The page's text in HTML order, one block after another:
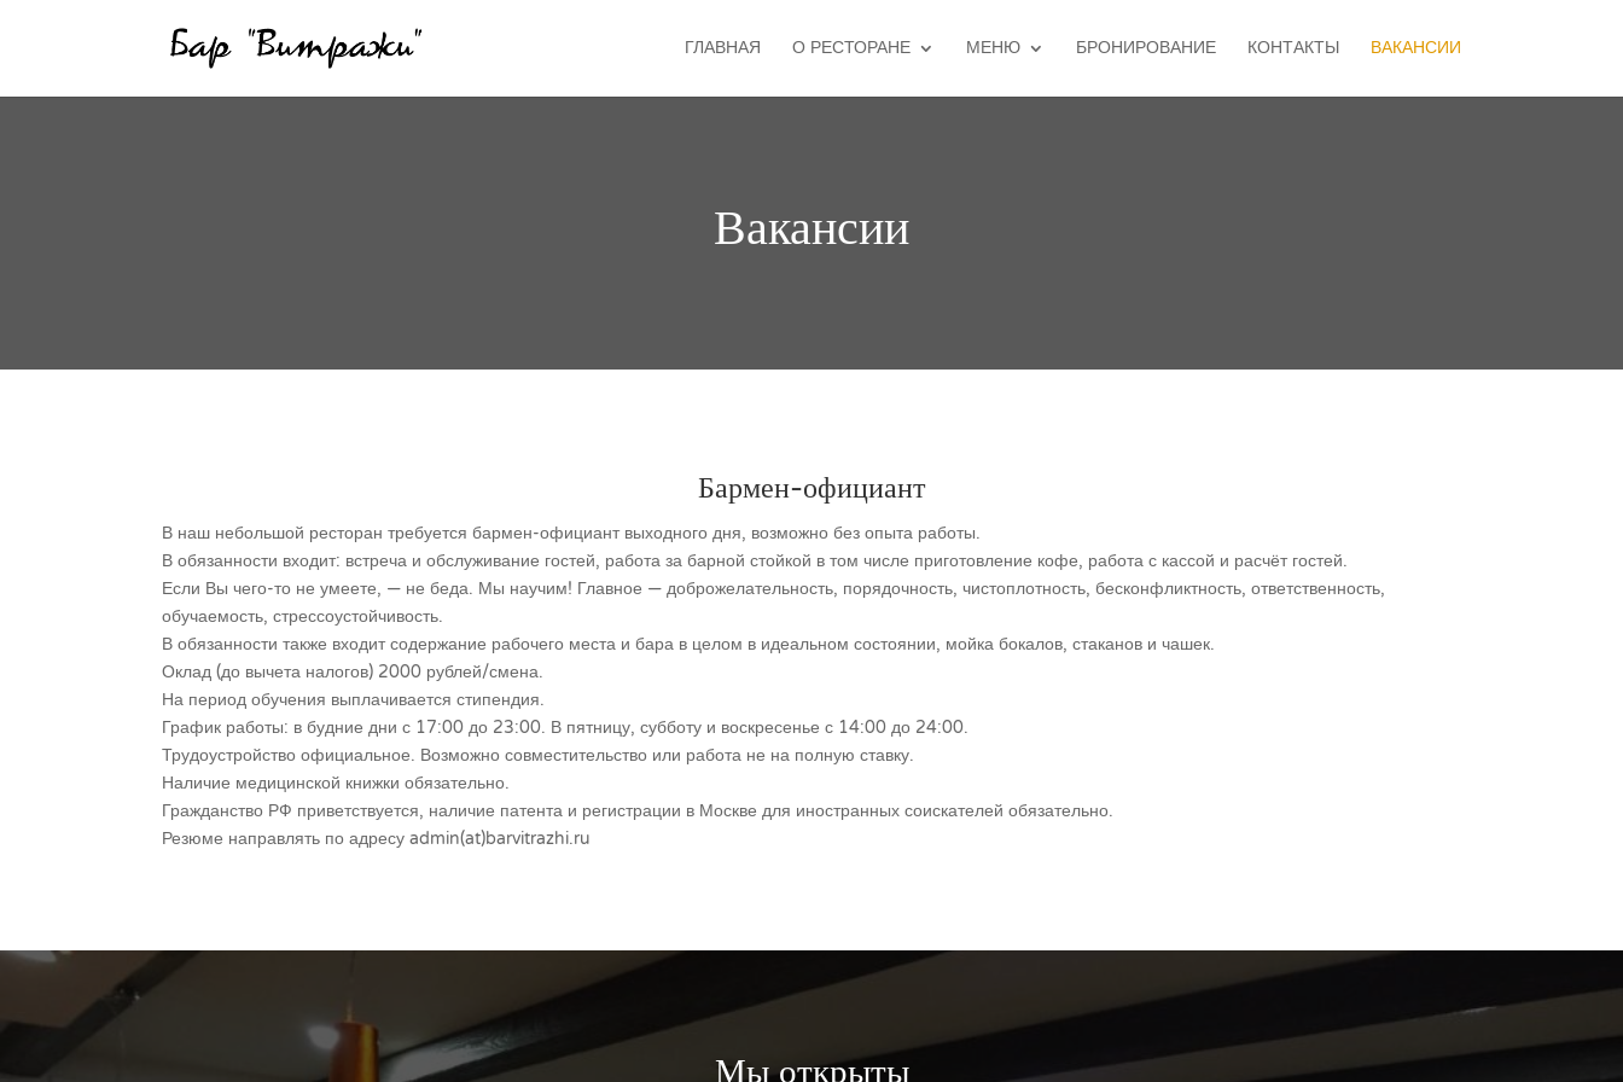
ГЛАВНАЯ О РЕСТОРАНЕ МЕНЮ БРОНИРОВАНИЕ КОНТАКТЫ ВАКАНСИИ
Вакансии
Бармен-официант
В наш небольшой ресторан требуется бармен-официант выходного дня, возможно без опыта работы.
В обязанности входит: встреча и обслуживание гостей, работа за барной стойкой в том числе приготовление кофе, работа с кассой и расчёт гостей.
Если Вы чего-то не умеете, — не беда. Мы научим! Главное — доброжелательность, порядочность, чистоплотность, бесконфликтность, ответственность,
обучаемость, стрессоустойчивость.
В обязанности также входит содержание рабочего места и бара в целом в идеальном состоянии, мойка бокалов, стаканов и чашек.
Оклад (до вычета налогов) 2000 рублей/смена.
На период обучения выплачивается стипендия.
График работы: в будние дни с 17:00 до 23:00. В пятницу, субботу и воскресенье с 14:00 до 24:00.
Трудоустройство официальное. Возможно совместительство или работа не на полную ставку.
Наличие медицинской книжки обязательно.
Гражданство РФ приветствуется, наличие патента и регистрации в Москве для иностранных соискателей обязательно.
Резюме направлять по адресу admin(at)barvitrazhi.ru
Мы открыты